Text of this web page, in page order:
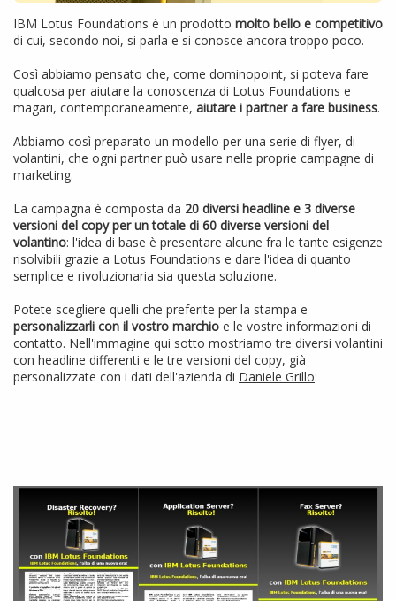
IBM Lotus Foundations è un prodotto molto bello e competitivo
di cui, secondo noi, si parla e si conosce ancora troppo poco.
Così abbiamo pensato che, come dominopoint, si poteva fare
qualcosa per aiutare la conoscenza di Lotus Foundations e
magari, contemporaneamente, aiutare i partner a fare business.
Abbiamo così preparato un modello per una serie di flyer, di
volantini, che ogni partner può usare nelle proprie campagne di
marketing.
La campagna è composta da 20 diversi headline e 3 diverse
versioni del copy per un totale di 60 diverse versioni del
volantino: l'idea di base è presentare alcune fra le tante esigenze
risolvibili grazie a Lotus Foundations e dare l'idea di quanto
semplice e rivoluzionaria sia questa soluzione.
Potete scegliere quelli che preferite per la stampa e
personalizzarli con il vostro marchio e le vostre informazioni di
contatto. Nell'immagine qui sotto mostriamo tre diversi volantini
con headline differenti e le tre versioni del copy, già
personalizzate con i dati dell'azienda di Daniele Grillo: